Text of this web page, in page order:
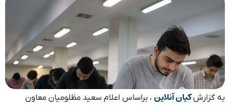
به گزارشکیان آنلاین ، براساس اعلام سعید مظلومیان معاون